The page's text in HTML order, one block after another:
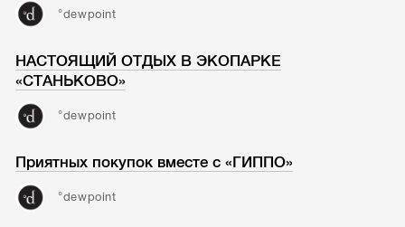
°dewpoint
НАСТОЯЩИЙ ОТДЫХ В ЭКОПАРКЕ
«СТАНЬКОВО»
°dewpoint
Приятных покупок вместе с «ГИППО»
°dewpoint